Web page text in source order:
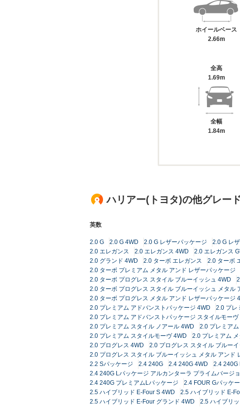
ホイールベース
2.66m
全高
1.69m
全幅
1.84m
ハリアー(トヨタ)の他グレー
英数
2.0 G 2.0 G 4WD 2.0 G レザーパッケージ 2.0 G レ
2.0 エレガンス
2.0 エレガンス 4WD 2.0 エレガンス
2.0 グランド 4WD
2.0 ターボ エレガンス 2.0 ターボ
2.0 ターボ プレミアム メタル アンド レザーパッケージ
2.0 ターボ プログレス スタイル ブルーイッシュ 4WD
2.0 ターボ プログレス スタイル ブルーイッシュ メタル
2.0 ターボ プログレス メタル アンド レザーパッケージ
2.0 プレミアム アドバンストパッケージ 4WD
2.0 プレ
2.0 プレミアム アドバンストパッケージ スタイルモーヴ
2.0 プレミアム スタイル ノアール 4WD
2.0 プレミア
2.0 プレミアム スタイルモーヴ 4WD
2.0 プレミアム
2.0 プログレス 4WD
2.0 プログレス スタイル ブルーイ
2.0 プログレス スタイル ブルーイッシュ メタル アンド
2.2 Sパッケージ
2.4 240G 2.4 240G 4WD 2.4 240G
2.4 240G Lパッケージ アルカンターラ プライムバージ
2.4 240G プレミアムLパッケージ
2.4 FOUR Gパッケ
2.5 ハイブリッド E-Four S 4WD
2.5 ハイブリッド E-
2.5 ハイブリッド E-Four グランド 4WD
2.5 ハイブリ